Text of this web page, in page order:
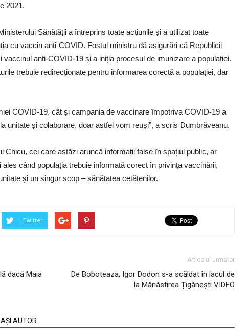
2021.
Sănătății a întreprins toate acțiunile și a utilizat toate
cu vaccin anti-COVID. Fostul ministru dă asigurări că Republicii
vaccinul anti-COVID-19 și a iniția procesul de imunizare a populației.
trebuie redirecționate pentru informarea corectă a populației, dar
COVID-19, cât și campania de vaccinare împotriva COVID-19 a
unitate și colaborare, doar astfel vom reuși”, a scris Dumbrăveanu.
Chicu, cei care astăzi aruncă informații false în spațiul public, ar
când populația trebuie informată corect în privința vaccinării,
și un singur scop – sănătatea cetățenilor.
Twitter
dacă Maia
Articolul următor
De Boboteaza, Igor Dodon s-a scăldat în lacul de
la Mănăstirea Țigănești VIDEO
AUTOR